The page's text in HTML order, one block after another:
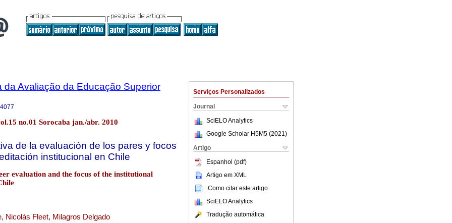
Serviços Personalizados
Journal
SciELO Analytics
Google Scholar H5M5 (2021 )
Artigo
Espanhol (pdf)
Artigo em XML
Como citar este artigo
SciELO Analytics
Tradução automática
da Avaliação da Educação Superior
no.01 Sorocaba jan./abr. 2010
de la evaluación de los pares y focos
institucional en Chile
evaluation and the focus of the institutional
Nicolás Fleet, Milagros Delgado